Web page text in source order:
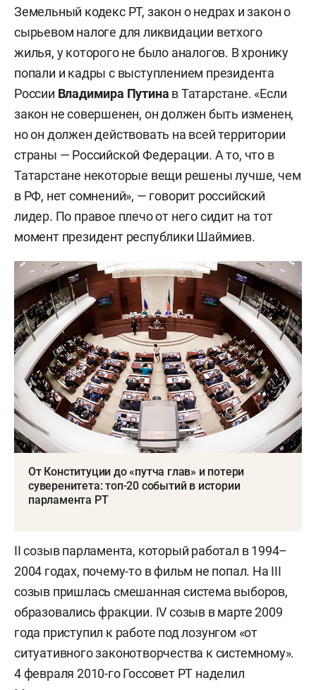
Земельный кодекс РТ, закон о недрах и закон о
сырьевом налоге для ликвидации ветхого
жилья, у которого не было аналогов. В хронику
попали и кадры с выступлением президента
России Владимира Путина в Татарстане. «Если
закон не совершенен, он должен быть изменен,
но он должен действовать на всей территории
страны — Российской Федерации. А то, что в
Татарстане некоторые вещи решены лучше, чем
в РФ, нет сомнений», — говорит российский
лидер. По правое плечо от него сидит на тот
момент президент республики Шаймиев.
От Конституции до «путча глав» и потери
суверенитета: топ-20 событий в истории
парламента РТ
II созыв парламента, который работал в 1994–
2004 годах, почему-то в фильм не попал. На III
созыв пришлась смешанная система выборов,
образовались фракции. IV созыв в марте 2009
года приступил к работе под лозунгом «от
ситуативного законотворчества к системному».
4 февраля 2010-го Госсовет РТ наделил